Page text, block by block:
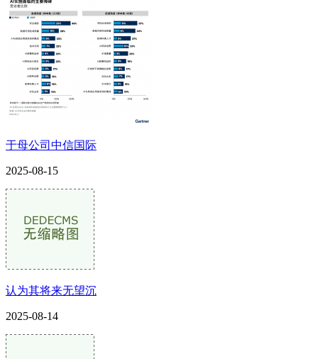
于母公司中信国际
2025-08-15
认为其将来无望沉
2025-08-14